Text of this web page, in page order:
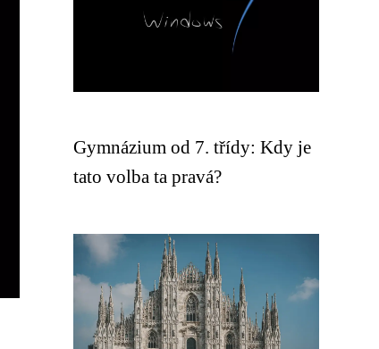
Gymnázium od 7. třídy: Kdy je
tato volba ta pravá?